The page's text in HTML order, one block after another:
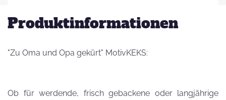
Produktinformationen
"Zu Oma und Opa gekürt" MotivKEKS:
Ob für werdende, frisch gebackene oder langjährige